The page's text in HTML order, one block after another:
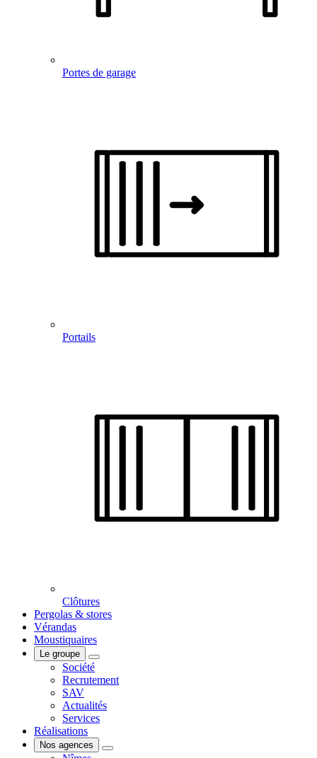
Portes de garage
Portails
Clôtures
Pergolas & stores
Vérandas
Moustiquaires
Le groupe
Société
Recrutement
SAV
Actualités
Services
Réalisations
Nos agences